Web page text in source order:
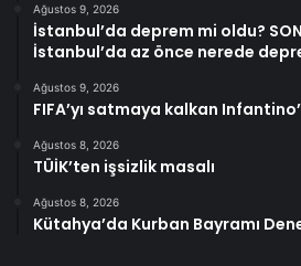
Ağustos 9, 2026
İstanbul’da deprem mi oldu?
İstanbul’da az önce nerede
Ağustos 9, 2026
FIFA’yı satmaya kalkan
Ağustos 8, 2026
TÜİK’ten işsizlik masalı
Ağustos 8, 2026
Kütahya’da Kurban Bayramı